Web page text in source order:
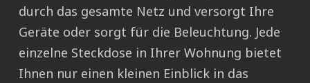
durch das gesamte Netz und versorgt Ihre
Geräte oder sorgt für die Beleuchtung. Jede
einzelne Steckdose in Ihrer Wohnung bietet
Ihnen nur einen kleinen Einblick in das